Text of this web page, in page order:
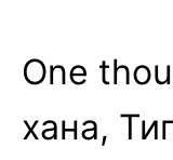
One
хана,